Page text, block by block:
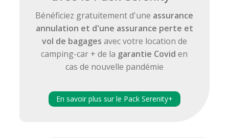
Bénéficiez gratuitement d'une assurance
annulation et d'une assurance perte et
vol de bagages avec votre location de
camping-car + de la garantie Covid en
cas de nouvelle pandémie
En savoir plus sur le Pack Serenity+